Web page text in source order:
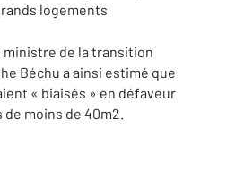
logements
ministre de la transition
Béchu a ainsi estimé que
« biaisés » en défaveur
moins de 40m2.